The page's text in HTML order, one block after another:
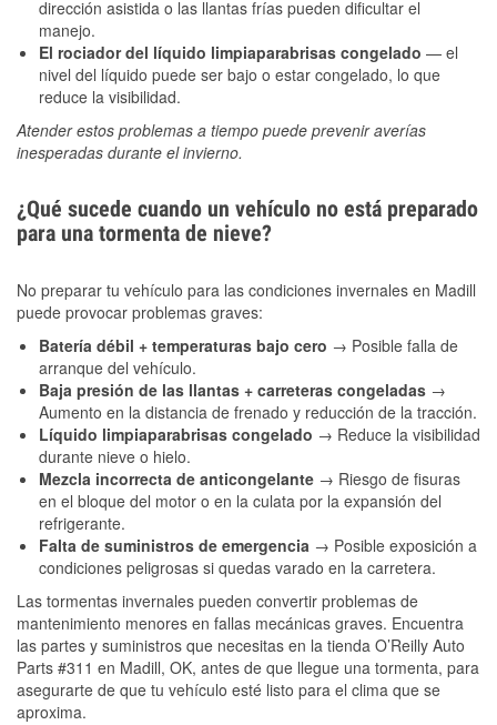
dirección asistida o las llantas frías pueden dificultar el
manejo.
El rociador del líquido limpiaparabrisas congelado — el
nivel del líquido puede ser bajo o estar congelado, lo que
reduce la visibilidad.
Atender estos problemas a tiempo puede prevenir averías
inesperadas durante el invierno.
¿Qué sucede cuando un vehículo no está preparado
para una tormenta de nieve?
No preparar tu vehículo para las condiciones invernales en Madill
puede provocar problemas graves:
Batería débil + temperaturas bajo cero → Posible falla de
arranque del vehículo.
Baja presión de las llantas + carreteras congeladas →
Aumento en la distancia de frenado y reducción de la tracción.
Líquido limpiaparabrisas congelado → Reduce la visibilidad
durante nieve o hielo.
Mezcla incorrecta de anticongelante → Riesgo de fisuras
en el bloque del motor o en la culata por la expansión del
refrigerante.
Falta de suministros de emergencia → Posible exposición a
condiciones peligrosas si quedas varado en la carretera.
Las tormentas invernales pueden convertir problemas de
mantenimiento menores en fallas mecánicas graves. Encuentra
las partes y suministros que necesitas en la tienda O’Reilly Auto
Parts #311 en Madill, OK, antes de que llegue una tormenta, para
asegurarte de que tu vehículo esté listo para el clima que se
aproxima.